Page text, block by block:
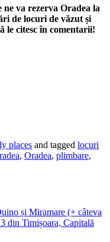
va rezerva Oradea la
de locuri de văzut și
le citesc în comentarii!
places and tagged locuri
, Oradea, plimbare,
și Miramare (+ câteva
din Timișoara, Capitală